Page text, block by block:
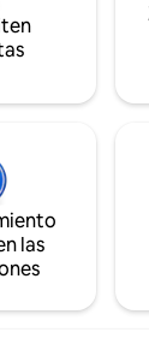
las